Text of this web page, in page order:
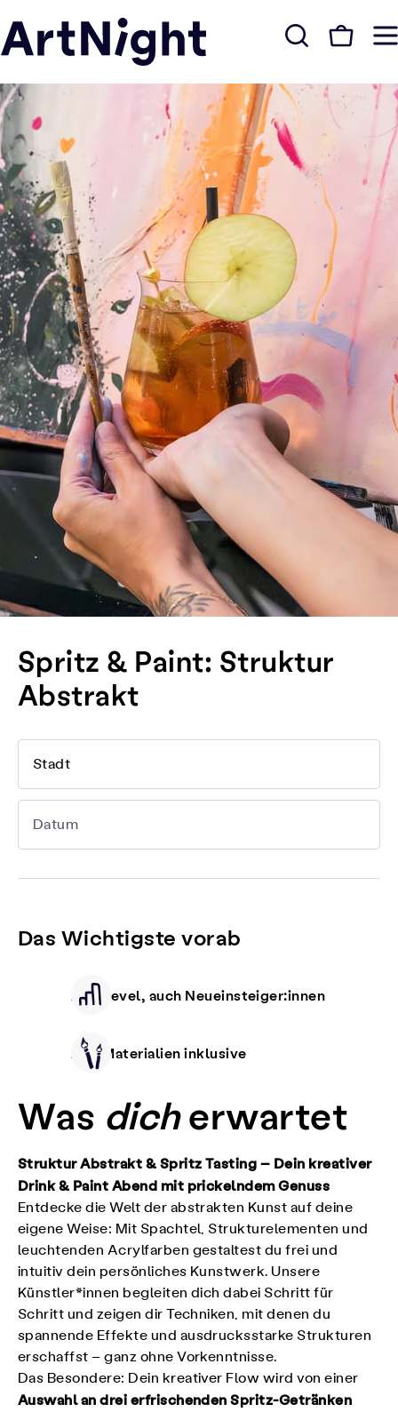
Spritz & Paint: Struktur
Abstrakt
Stadt
Datum
Das Wichtigste vorab
Alle Level, auch Neueinsteiger:innen
Alle Materialien inklusive
Was dicherwartet
Struktur Abstrakt & Spritz Tasting – Dein kreativer
Drink & Paint Abend mit prickelndem Genuss
Entdecke die Welt der abstrakten Kunst auf deine
eigene Weise: Mit Spachtel, Strukturelementen und
leuchtenden Acrylfarben gestaltest du frei und
intuitiv dein persönliches Kunstwerk. Unsere
Künstler*innen begleiten dich dabei Schritt für
Schritt und zeigen dir Techniken, mit denen du
spannende Effekte und ausdrucksstarke Strukturen
erschaffst – ganz ohne Vorkenntnisse.
Das Besondere: Dein kreativer Flow wird von einer
Auswahl an drei erfrischenden Spritz-Getränken